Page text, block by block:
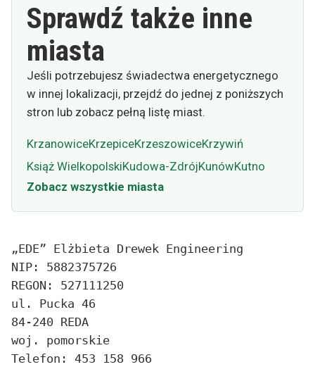
Sprawdź także inne
miasta
Jeśli potrzebujesz świadectwa energetycznego
w innej lokalizacji, przejdź do jednej z poniższych
stron lub zobacz pełną listę miast.
KrzanowiceKrzepiceKrzeszowiceKrzywiń
Książ WielkopolskiKudowa-ZdrójKunówKutno
Zobacz wszystkie miasta
„EDE” Elżbieta Drewek Engineering
NIP: 5882375726
REGON: 527111250
ul. Pucka 46
84-240 REDA
woj. pomorskie
Telefon: 453 158 966